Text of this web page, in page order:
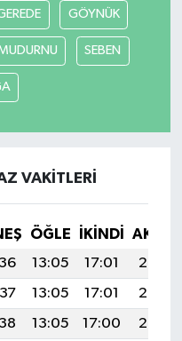
GÖYNÜK
SEBEN
VAKITLERI
ÖĞLE İKINDI
13:05 17:01
20:24
13:05 17:01
20:23
13:05 17:00
20:22